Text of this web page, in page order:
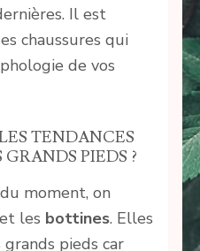
Il est
chaussures qui
de vos
TENDANCES
PIEDS ?
moment, on
et les bottines. Elles
pieds car